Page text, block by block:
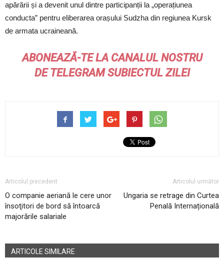
apărării și a devenit unul dintre participanții la „operațiunea
conducta” pentru eliberarea orașului Sudzha din regiunea Kursk
de armata ucraineană.
ABONEAZĂ-TE LA CANALUL NOSTRU
DETELEGRAMSUBIECTUL ZILEI
Articolul precedent
O companie aeriană le cere unor
însoţitori de bord să întoarcă
majorările salariale
Articolul următor
Ungaria se retrage din Curtea
Penală Internațională
ARTICOLE SIMILARE